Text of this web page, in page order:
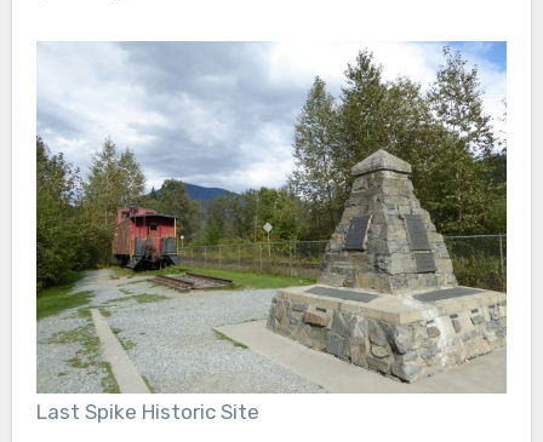
Last Spike Historic Site